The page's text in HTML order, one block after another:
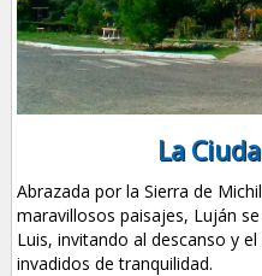
La
Abrazada por la Sierra de
maravillosos paisajes, Luján
Luis, invitando al descanso y
invadidos de tranquilidad.